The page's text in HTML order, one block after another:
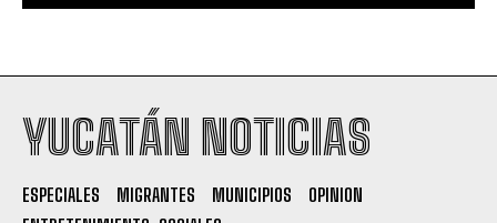
YUCATÁN NOTICIAS
ESPECIALES MIGRANTES MUNICIPIOS
OPINION